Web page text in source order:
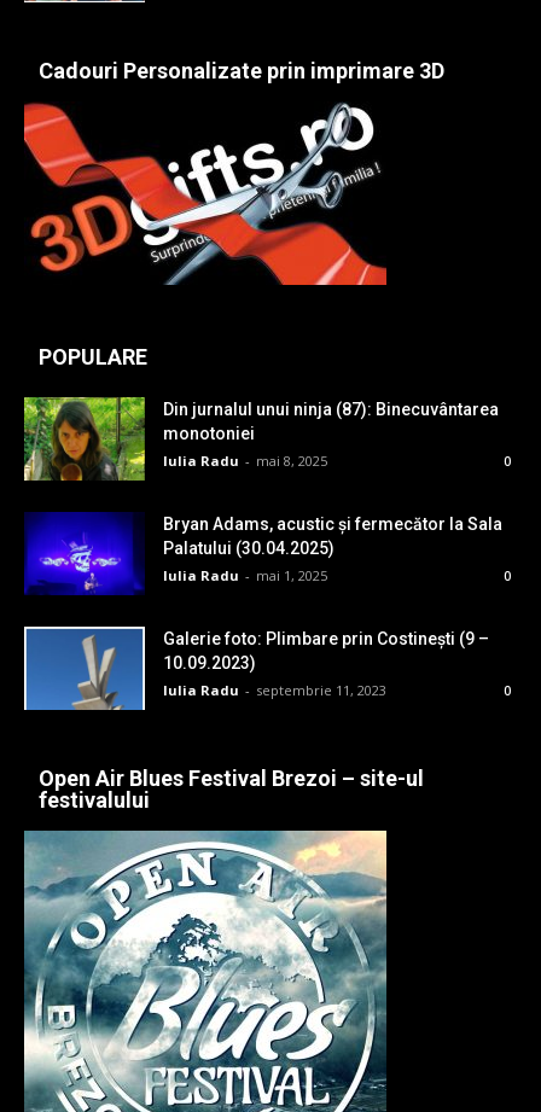
Cadouri Personalizate prin imprimare 3D
POPULARE
Din jurnalul unui ninja (87): Binecuvântarea
monotoniei
Iulia Radu - mai 8, 2025 0
Bryan Adams, acustic și fermecător la Sala
Palatului (30.04.2025)
Iulia Radu - mai 1, 2025 0
Galerie foto: Plimbare prin Costinești (9 –
10.09.2023)
Iulia Radu - septembrie 11, 2023 0
Open Air Blues Festival Brezoi – site-ul
festivalului